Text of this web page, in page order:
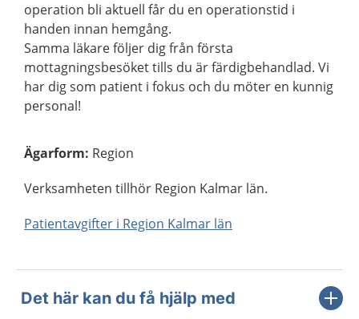
operation bli aktuell får du en operationstid i
handen innan hemgång.
Samma läkare följer dig från första
mottagningsbesöket tills du är färdigbehandlad. Vi
har dig som patient i fokus och du möter en kunnig
personal!
Ägarform: Region
Verksamheten tillhör Region Kalmar län.
Patientavgifter i Region Kalmar län
Det här kan du få hjälp med